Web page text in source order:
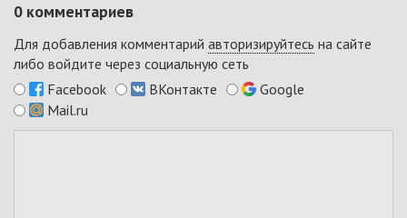
0 комментариев
Для добавления комментарий авторизируйтесь на сайте
либо войдите через социальную сеть
Facebook
ВКонтакте
Google
Mail.ru